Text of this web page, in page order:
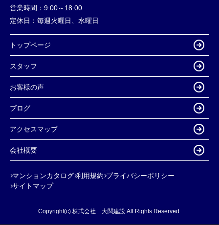
営業時間： 9:00～18:00
定休日： 毎週火曜日、水曜日
トップページ
スタッフ
お客様の声
ブログ
アクセスマップ
会社概要
マンションカタログ 利用規約 プライバシーポリシー
サイトマップ
Copyright(c) 株式会社 大関建設 All Rights Reserved.